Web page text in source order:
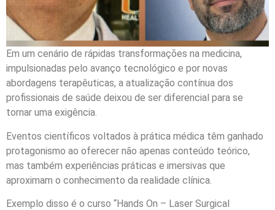
Em um cenário de rápidas transformações na medicina,
impulsionadas pelo avanço tecnológico e por novas
abordagens terapêuticas, a atualização contínua dos
profissionais de saúde deixou de ser diferencial para se
tornar uma exigência.
Eventos científicos voltados à prática médica têm ganhado
protagonismo ao oferecer não apenas conteúdo teórico,
mas também experiências práticas e imersivas que
aproximam o conhecimento da realidade clínica.
Exemplo disso é o curso “Hands On – Laser Surgical